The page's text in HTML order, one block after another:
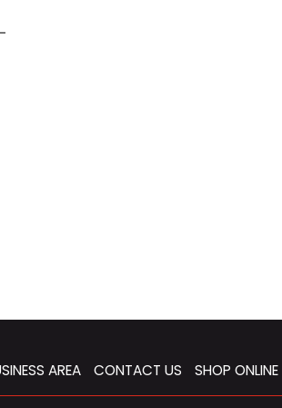
AREA CONTACT US SHOP ONLINE